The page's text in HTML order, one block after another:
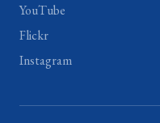
YouTube
Flickr
Instagram